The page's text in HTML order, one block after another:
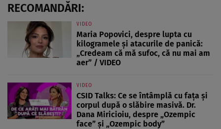
RECOMANDĂRI:
VIDEO
Maria Popovici, despre lupta cu
kilogramele și atacurile de panică:
„Credeam că mă sufoc, că nu mai am
aer” / VIDEO
VIDEO
CSID Talks: Ce se întâmplă cu fața și
corpul după o slăbire masivă. Dr.
Dana Miricioiu, despre „Ozempic
face” și „Ozempic body”